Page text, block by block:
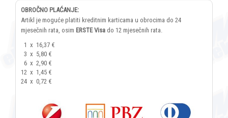
OBROČNO PLAĆANJE:
Artikl je moguće platiti kreditnim karticama u obrocima do 24
mjesečnih rata, osim ERSTE Visa do 12 mjesečnih rata.
1 x 16,37 €
3 x 5,80 €
6 x 2,90 €
12 x 1,45 €
24 x 0,72 €